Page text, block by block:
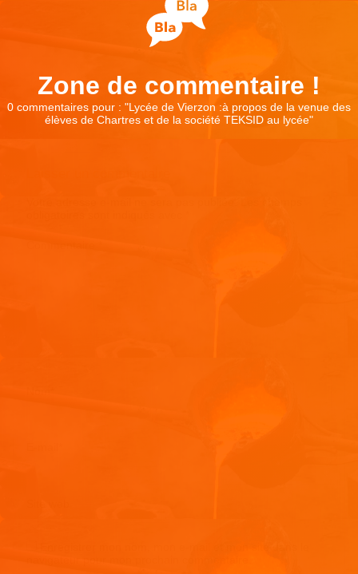
Zone de commentaire !
0 commentaires pour : "Lycée de Vierzon :à propos de la venue des
élèves de Chartres et de la société TEKSID au lycée"